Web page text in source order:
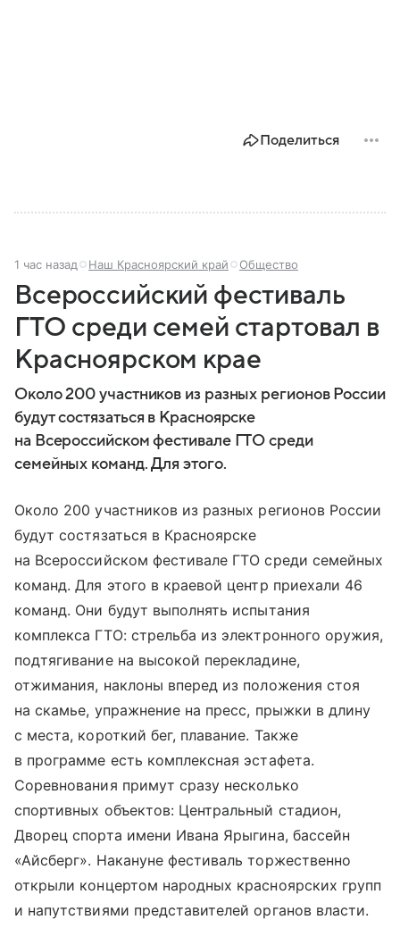
Поделиться
1 час назад Наш Красноярский край Общество
Всероссийский фестиваль
ГТО среди семей стартовал в
Красноярском крае
Около 200 участников из разных регионов России
будут состязаться в Красноярске
на Всероссийском фестивале ГТО среди
семейных команд. Для этого.
Около 200 участников из разных регионов России
будут состязаться в Красноярске
на Всероссийском фестивале ГТО среди семейных
команд. Для этого в краевой центр приехали 46
команд. Они будут выполнять испытания
комплекса ГТО: стрельба из электронного оружия,
подтягивание на высокой перекладине,
отжимания, наклоны вперед из положения стоя
на скамье, упражнение на пресс, прыжки в длину
с места, короткий бег, плавание. Также
в программе есть комплексная эстафета.
Соревнования примут сразу несколько
спортивных объектов: Центральный стадион,
Дворец спорта имени Ивана Ярыгина, бассейн
«Айсберг». Накануне фестиваль торжественно
открыли концертом народных красноярских групп
и напутствиями представителей органов власти.